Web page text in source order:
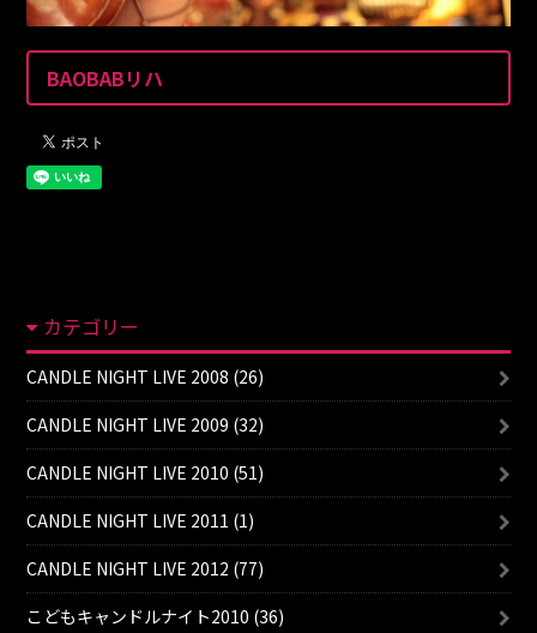
BAOBABリハ
カテゴリー
CANDLE NIGHT LIVE 2008 (26)
CANDLE NIGHT LIVE 2009 (32)
CANDLE NIGHT LIVE 2010 (51)
CANDLE NIGHT LIVE 2011 (1)
CANDLE NIGHT LIVE 2012 (77)
こどもキャンドルナイト2010 (36)